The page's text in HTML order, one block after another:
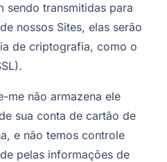
sendo transmitidas para
nossos Sites, elas serão
de criptografia, como o
me não armazena ele
sua conta de cartão de
e não temos controle
pelas informações de